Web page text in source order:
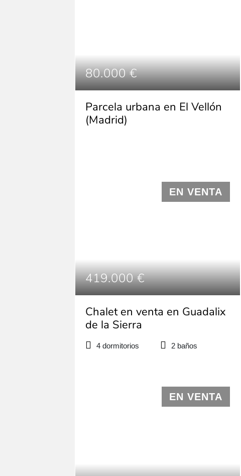
80.000 €
Parcela urbana en El Vellón
(Madrid)
EN VENTA
419.000 €
Chalet en venta en Guadalix
de la Sierra
2 baños
4 dormitorios
EN VENTA